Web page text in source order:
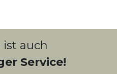
auch
Service!